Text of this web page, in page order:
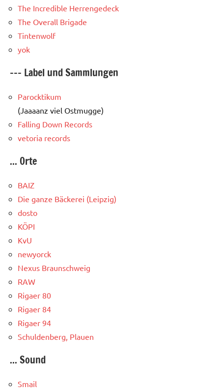
The Incredible Herrengedeck
The Overall Brigade
Tintenwolf
yok
--- Label und Sammlungen
Parocktikum
(Jaaaanz viel Ostmugge)
Falling Down Records
vetoria records
... Orte
BAIZ
Die ganze Bäckerei (Leipzig)
dosto
KÖPI
KvU
newyorck
Nexus Braunschweig
RAW
Rigaer 80
Rigaer 84
Rigaer 94
Schuldenberg, Plauen
... Sound
Smail